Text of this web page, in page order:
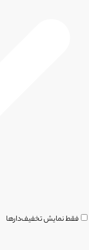
فقط نمایش تخفیف‌دارها